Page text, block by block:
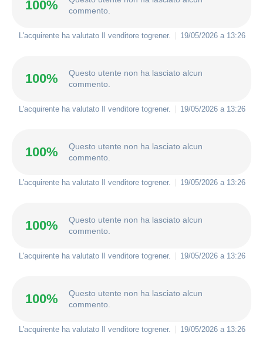
100%
commento.
L'acquirente ha valutato Il venditore togrener. 19/05/2026 a 13:26
100%
Questo utente non ha lasciato alcun
commento.
L'acquirente ha valutato Il venditore togrener. 19/05/2026 a 13:26
100%
Questo utente non ha lasciato alcun
commento.
L'acquirente ha valutato Il venditore togrener. 19/05/2026 a 13:26
100%
Questo utente non ha lasciato alcun
commento.
L'acquirente ha valutato Il venditore togrener. 19/05/2026 a 13:26
100%
Questo utente non ha lasciato alcun
commento.
L'acquirente ha valutato Il venditore togrener. 19/05/2026 a 13:26